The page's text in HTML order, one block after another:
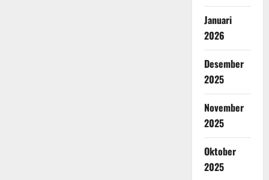
Januari
2026
Desember
2025
November
2025
Oktober
2025